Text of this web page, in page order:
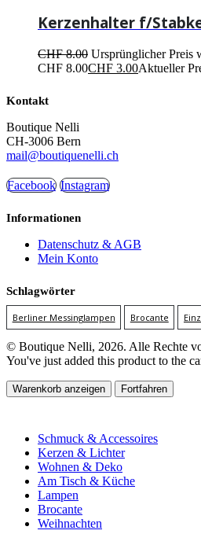
Kerzenhalter f/
CHF8.00 Ursprünglicher Preis
CHF 8.00CHF 3.00Aktueller
Kontakt
Boutique Nelli
CH-3006 Bern
mail@boutiquenelli.ch
Facebook Instagram
Informationen
Datenschutz & AGB
Mein Konto
Schlagwörter
Berliner Messinglampen Brocante
© Boutique Nelli, 2026. Alle Rechte
You've just added this product to the
Warenkorb anzeigen Fortfahren
Schmuck & Accessoires
Kerzen & Lichter
Wohnen & Deko
Am Tisch & Küche
Lampen
Brocante
Weihnachten